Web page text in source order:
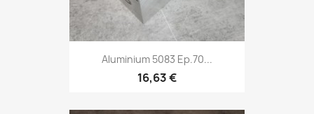
Aluminium 5083 Ep.70...
16,63 €